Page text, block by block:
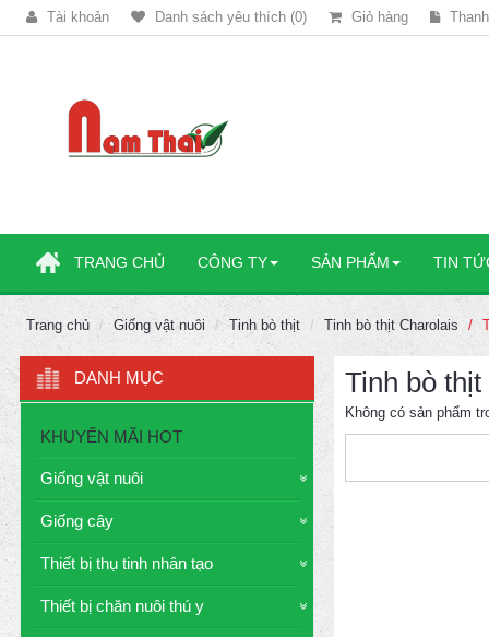
Tài khoản Danh sách yêu thích (0) Giỏ hàng
TRANG CHỦ CÔNG TY SẢN PHẨM TIN
Trang chủ Giống vật nuôi Tinh bò thịt Tinh bò thịt Charolais
DANH MỤC
KHUYẾN MÃI HOT
Giống vật nuôi
Giống cây
Thiết bị thụ tinh nhân tạo
Thiết bị chăn nuôi thú y
Tinh bò
Không có sản phẩm